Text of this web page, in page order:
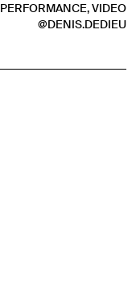
PERFORMANCE, VIDEO
@DENIS.DEDIEU